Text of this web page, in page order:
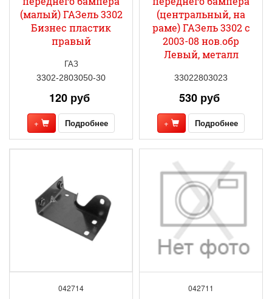
(малый) ГАЗель 3302
Бизнес пластик
правый
ГАЗ
3302-2803050-30
120 руб
+ Подробнее
(центральный, на
раме) ГАЗель 3302 с
2003-08 нов.обр
Левый, металл
33022803023
530 руб
+ Подробнее
042714 042711